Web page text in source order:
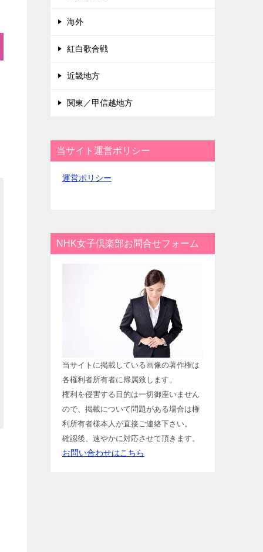
海外
紅白歌合戦
近畿地方
関東／甲信越地方
当サイト運営ポリシー
運営ポリシー
NHK女子倶楽部お問合せフォーム
当サイトに掲載している画像の著作権は
各権利者所有者に帰属致します。
権利を侵害する目的は一切御座いません
ので、掲載について問題がある場合は権
利所有者様本人が直接ご連絡下さい。
確認後、速やかに対応させて頂きます。
お問い合わせはこちら